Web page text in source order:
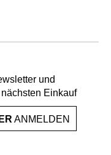
und
Einkauf
ANMELDEN